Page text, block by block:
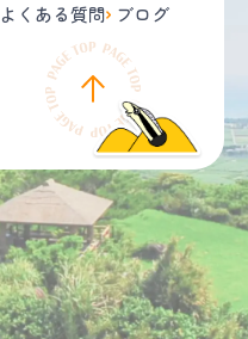
よくある質問 ブログ